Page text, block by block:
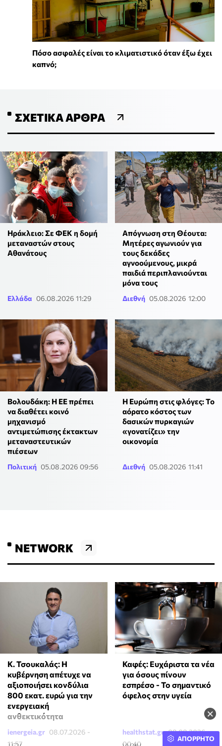
×
Πόσο ασφαλές είναι το κλιματιστικό όταν έξω έχει
καπνό;
ΣΧΕΤΙΚΆ ΆΡΘΡΑ
Ηράκλειο: Σε ΦΕΚ η δομή
μεταναστών στους
Αθανάτους
Ελλάδα 06.08.2026 11:29
Απόγνωση στη Θέουτα:
Μητέρες αγωνιούν για
τους δεκάδες
αγνοούμενους, μικρά
παιδιά περιπλανιούνται
μόνα τους
Διεθνή 05.08.2026 12:00
Βολουδάκη: Η ΕΕ πρέπει
να διαθέτει κοινό
μηχανισμό
αντιμετώπισης έκτακτων
μεταναστευτικών
πιέσεων
Πολιτική 05.08.2026 09:56
Η Ευρώπη στις φλόγες: Το
αόρατο κόστος των
δασικών πυρκαγιών
«γονατίζει» την
οικονομία
Διεθνή 05.08.2026 11:41
NETWORK
Κ. Τσουκαλάς: Η
κυβέρνηση απέτυχε να
αξιοποιήσει κονδύλια
800 εκατ. ευρώ για την
ενεργειακή
ανθεκτικότητα
ienergeia.gr 08.07.2026 -
11:57
Καφές: Ευχάριστα τα νέα
για όσους πίνουν
εσπρέσο - Το σημαντικό
όφελος στην υγεία
healthstat.gr 08.08.2026 -
00:40
ΑΠΟΡΡΗΤΟ